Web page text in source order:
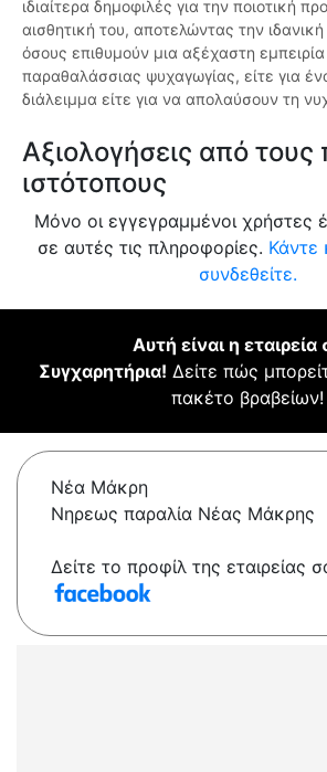
ιδιαίτερα δημοφιλές για την ποιοτική
αισθητική του, αποτελώντας την ιδανική
όσους επιθυμούν μια αξέχαστη εμπειρία
παραθαλάσσιας ψυχαγωγίας, είτε για
διάλειμμα είτε για να απολαύσουν τη
Αξιολογήσεις από
ιστότοπους
Μόνο οι εγγεγραμμένοι χρήστες
σε αυτές τις πληροφορίες. Κάντε
συνδεθείτε.
Αυτή είναι η εταιρεία
Συγχαρητήρια! Δείτε πώς
πακέτο βραβείων!
Νέα Μάκρη
Νηρεως παραλία Νέας Μάκρης
Δείτε το προφίλ της εταιρείας